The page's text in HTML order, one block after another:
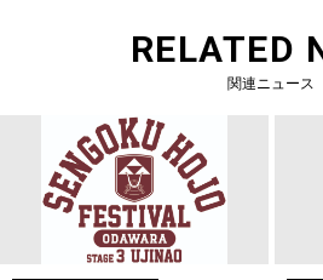
RELATED
関連ニュース